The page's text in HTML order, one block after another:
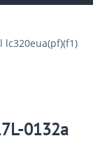
lc320eua(pf)(f1)
0132a